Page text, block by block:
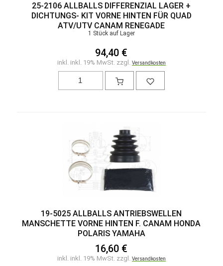
25-2106 ALLBALLS DIFFERENZIAL LAGER +
DICHTUNGS- KIT VORNE HINTEN FÜR QUAD
ATV/UTV CANAM RENEGADE
1 Stück auf Lager
94,40 €
inkl. inkl. 19% MwSt. zzgl. Versandkosten
19-5025 ALLBALLS ANTRIEBSWELLEN
MANSCHETTE VORNE HINTEN F. CANAM HONDA
POLARIS YAMAHA
16,60 €
inkl. inkl. 19% MwSt. zzgl. Versandkosten